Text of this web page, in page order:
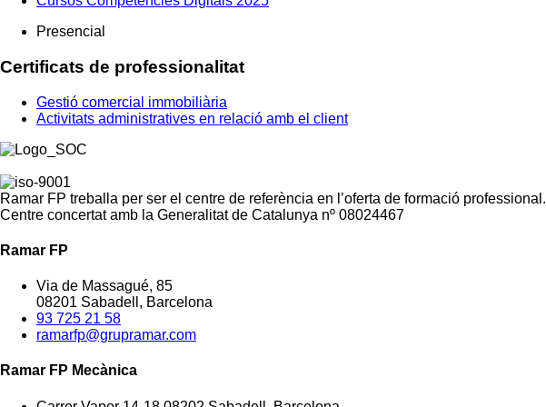
Presencial
Certificats de professionalitat
Gestió comercial immobiliària
Activitats administratives en relació amb el client
Ramar FP treballa per ser el centre de referència en l’oferta de formació professional.
Centre concertat amb la Generalitat de Catalunya nº 08024467
Ramar FP
Via de Massagué, 85
08201 Sabadell, Barcelona
93 725 21 58
ramarfp@grupramar.com
Ramar FP Mecànica